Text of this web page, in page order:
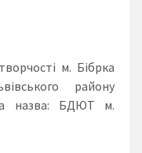
м. Бібрка
району
назва: БДЮТ м.